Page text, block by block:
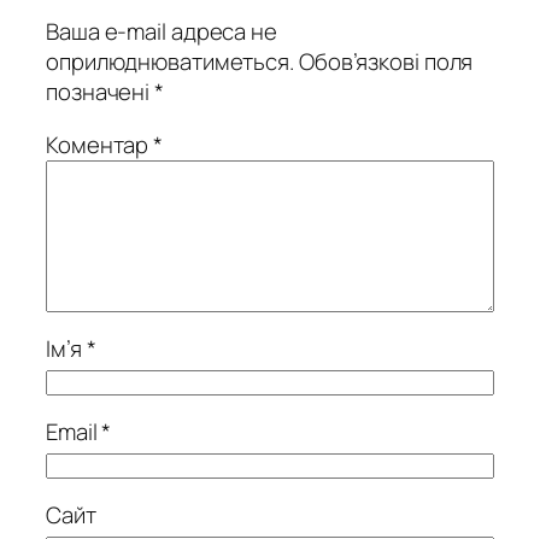
Ваша e-mail адреса не
оприлюднюватиметься.Обов’язкові поля
позначені*
Коментар*
Ім’я*
Email*
Сайт